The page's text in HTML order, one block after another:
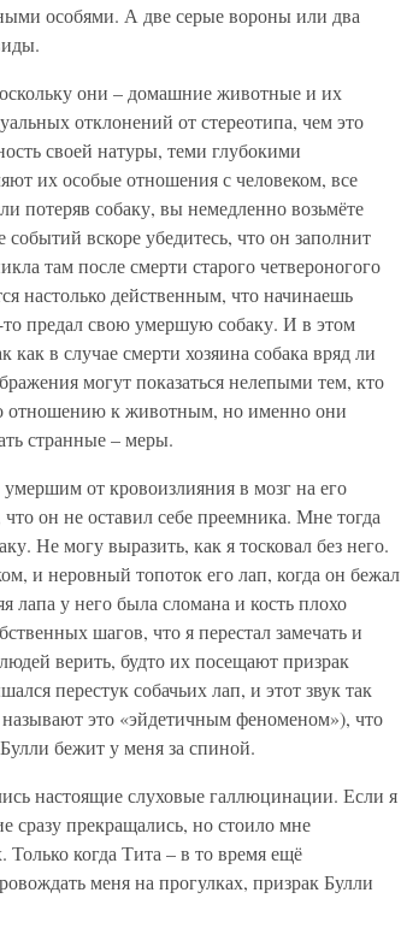
особями. А две серые вороны или два
они – домашние животные и их
отклонений от стереотипа, чем это
своей натуры, теми глубокими
их особые отношения с человеком, все
потеряв собаку, вы немедленно возьмёте
вскоре убедитесь, что он заполнит
там после смерти старого четвероногого
настолько действенным, что начинаешь
предал свою умершую собаку. И в этом
как в случае смерти хозяина собака вряд ли
могут показаться нелепыми тем, кто
отношению к животным, но именно они
странные – меры.
от кровоизлияния в мозг на его
он не оставил себе преемника. Мне тогда
Не могу выразить, как я тосковал без него.
и неровный топоток его лап, когда он бежал
лапа у него была сломана и кость плохо
шагов, что я перестал замечать и
верить, будто их посещают призрак
перестук собачьих лап, и этот звук так
это «эйдетичным феноменом»), что
бежит у меня за спиной.
настоящие слуховые галлюцинации. Если я
сразу прекращались, но стоило мне
Только когда Тита – в то время ещё
меня на прогулках, призрак Булли